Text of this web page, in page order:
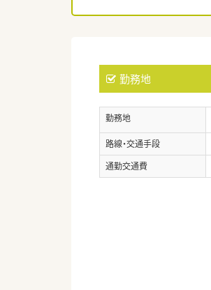
勤務地
勤務地
路線・交通手段
通勤交通費